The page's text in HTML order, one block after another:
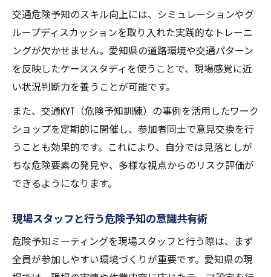
交通危険予知のスキル向上には、シミュレーションやグ
ループディスカッションを取り入れた実践的なトレーニ
ングが欠かせません。愛知県の道路環境や交通パターン
を反映したケーススタディを使うことで、現場感覚に近
い状況判断力を養うことが可能です。
また、交通KYT（危険予知訓練）の事例を活用したワーク
ショップを定期的に開催し、参加者同士で意見交換を行
うことも効果的です。これにより、自分では見落としが
ちな危険要素の発見や、多様な視点からのリスク評価が
できるようになります。
現場スタッフと行う危険予知の意識共有術
危険予知ミーティングを現場スタッフと行う際は、まず
全員が参加しやすい環境づくりが重要です。愛知県の現